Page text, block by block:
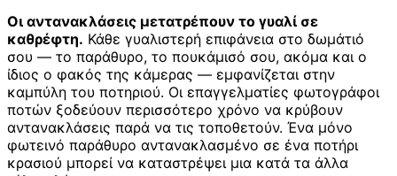
Οι αντανακλάσεις μετατρέπουν το γυαλί σε
καθρέφτη. Κάθε γυαλιστερή επιφάνεια στο δωμάτιό
σου — το παράθυρο, το πουκάμισό σου, ακόμα και ο
ίδιος ο φακός της κάμερας — εμφανίζεται στην
καμπύλη του ποτηριού. Οι επαγγελματίες φωτογράφοι
ποτών ξοδεύουν περισσότερο χρόνο να κρύβουν
αντανακλάσεις παρά να τις τοποθετούν. Ένα μόνο
φωτεινό παράθυρο αντανακλασμένο σε ένα ποτήρι
κρασιού μπορεί να καταστρέψει μια κατά τα άλλα